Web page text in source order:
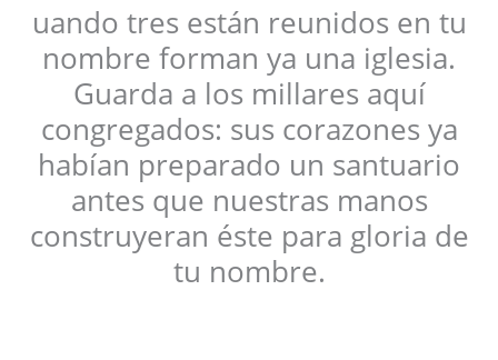
uando tres están reunidos en tu
nombre forman ya una iglesia.
Guarda a los millares aquí
congregados: sus corazones ya
habían preparado un santuario
antes que nuestras manos
construyeran éste para gloria de
tu nombre.